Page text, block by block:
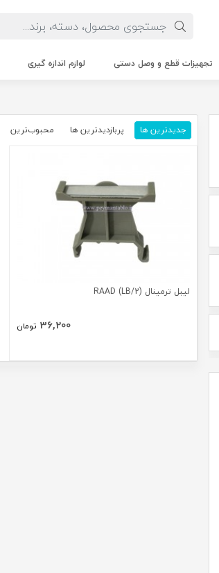
تجهیزات قطع و وصل دستی لوازم اندازه گیری
جدیدترین ها پربازدیدترین ها محبوب‌‌ترین
لیبل ترمینال (RAAD (LB/2
36,200 تومان